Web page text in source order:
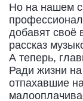
Но на нашем
добавят своё
рассказ
А теперь,
Ради жизни
отпахавшие